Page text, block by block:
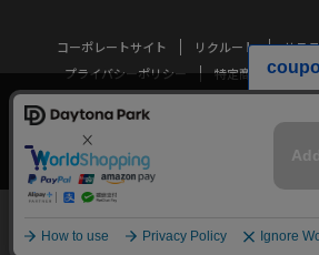
コーポレートサイト リクルート
サス
プライバシーポリシー
特定商取引法・古
Copyright © DAYTONA INTERNATIONAL
当サイトでは利用体験の向上およびコンテンツの
の分析を目的としてCookieを使用しています。
サイトの閲覧を継続された場合、Cookieの利用に
ます。
詳細についてはプライバシーポリシー
承諾する